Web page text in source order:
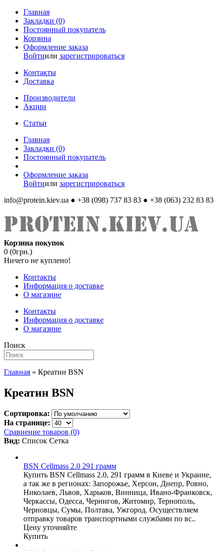
Главная
Закладки (0)
Постоянный покупатель
Корзина
Оформление заказа
Войтиили зарегистрироваться
Контакты
Доставка
Производители
Акции
Статьи
Главная
Закладки (0)
Постоянный покупатель
Оформление заказа
Войтиили зарегистрироваться
info@protein.kiev.ua ● +38 (098) 737 83 83 ● +38 (063) 232 83 83
Корзина покупок
0 (0грн.)
Ничего не куплено!
Контакты
Информация о доставке
О магазине
Контакты
Информация о доставке
О магазине
Поиск
Главная » Креатин BSN
Креатин BSN
Сортировка:
На странице:
Сравнение товаров (0)
Вид: Список Сетка
BSN Cellmass 2.0 291 грамм
Купить BSN Cellmass 2.0, 291 грамм в Киеве и Украине,
а так же в регионах: Запорожье, Херсон, Днепр, Ровно,
Николаев, Львов, Харьков, Винница, Ивано-Франковск,
Черкассы, Одесса, Чернигов, Житомир, Тернополь,
Черновцы, Сумы, Полтава, Ужгород. Осуществляем
отправку товаров транспортными службами по вс..
Цену уточняйте
Купить